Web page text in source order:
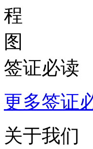
签证必读
更多签证
关于我们